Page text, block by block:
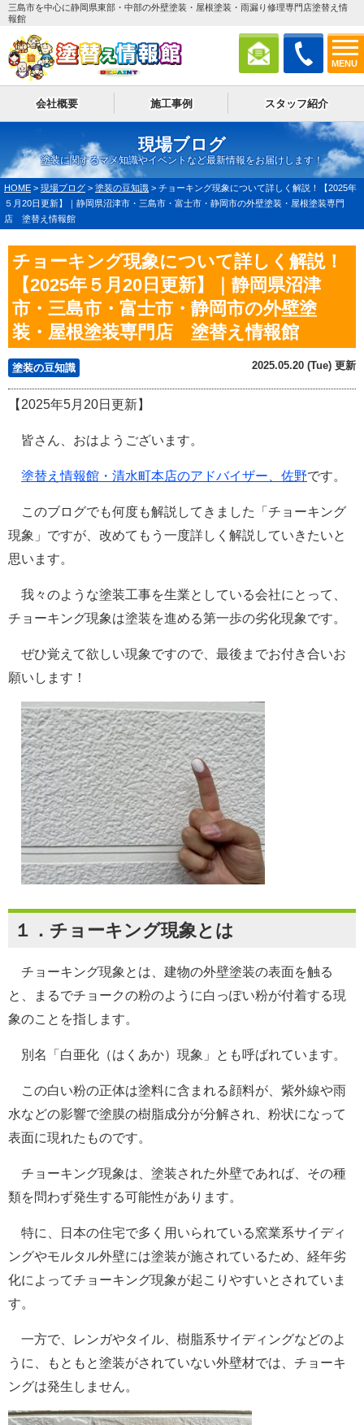
MENU
三島市を中心に静岡県東部・中部の外壁塗装・屋根塗装・雨漏り修理専門店塗替え情
報館
会社概要 施工事例 スタッフ紹介
現場ブログ
塗装に関するマメ知識やイベントなど最新情報をお届けします！
HOME > 現場ブログ > 塗装の豆知識 > チョーキング現象について詳しく解説！【2025年
５月20日更新】｜静岡県沼津市・三島市・富士市・静岡市の外壁塗装・屋根塗装専門
店 塗替え情報館
チョーキング現象について詳しく解説！
【2025年５月20日更新】｜静岡県沼津
市・三島市・富士市・静岡市の外壁塗
装・屋根塗装専門店 塗替え情報館
塗装の豆知識 2025.05.20 (Tue) 更新
【2025年5月20日更新】
皆さん、おはようございます。
塗替え情報館・清水町本店のアドバイザー、佐野です。
このブログでも何度も解説してきました「チョーキング
現象」ですが、改めてもう一度詳しく解説していきたいと
思います。
我々のような塗装工事を生業としている会社にとって、
チョーキング現象は塗装を進める第一歩の劣化現象です。
ぜひ覚えて欲しい現象ですので、最後までお付き合いお
願いします！
１．チョーキング現象とは
チョーキング現象とは、建物の外壁塗装の表面を触る
と、まるでチョークの粉のように白っぽい粉が付着する現
象のことを指します。
別名「白亜化（はくあか）現象」とも呼ばれています。
この白い粉の正体は塗料に含まれる顔料が、紫外線や雨
水などの影響で塗膜の樹脂成分が分解され、粉状になって
表面に現れたものです。
チョーキング現象は、塗装された外壁であれば、その種
類を問わず発生する可能性があります。
特に、日本の住宅で多く用いられている窯業系サイディ
ングやモルタル外壁には塗装が施されているため、経年劣
化によってチョーキング現象が起こりやすいとされていま
す。
一方で、レンガやタイル、樹脂系サイディングなどのよ
うに、もともと塗装がされていない外壁材では、チョーキ
ングは発生しません。